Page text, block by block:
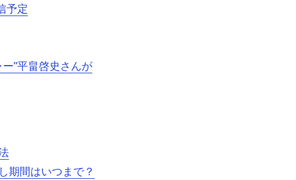
予定
”平畠啓史さんが
期間はいつまで？